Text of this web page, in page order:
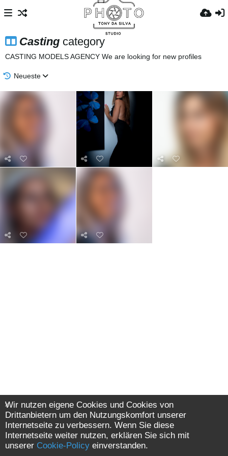
Casting category
CASTING MODELS AGENCY We are looking for new profiles
Neueste
Wir nutzen eigene Cookies und Cookies von
Drittanbietern um den Nutzungskomfort unserer
Internetseite zu verbessern. Wenn Sie diese
Internetseite weiter nutzen, erklären Sie sich mit
unserer Cookie-Policy einverstanden.